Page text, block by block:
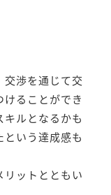
渉を通じて交
ることができ
ルとなるかも
いう達成感も
ットとともい